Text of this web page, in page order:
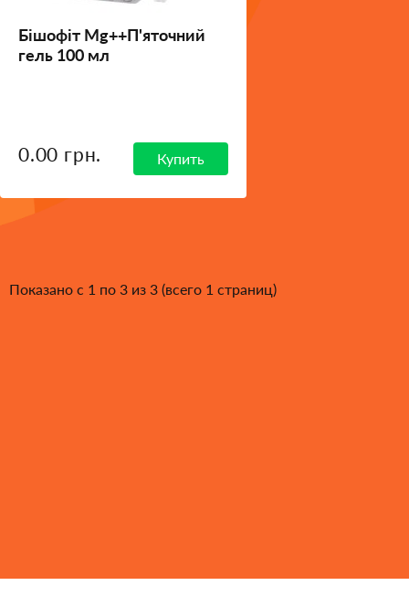
Бішофіт Мg++П'яточний
гель 100 мл
0.00 грн. Купить
Показано с 1 по 3 из 3 (всего 1 страниц)